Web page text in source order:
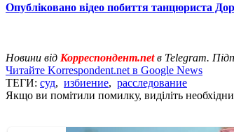
Опубліковано відео побиття танцюриста
Новини від Корреспондент.netв Telegram.
Читайте Korrespondent.net в Google News
ТЕГИ: суд, избиение, расследование
Якщо ви помітили помилку, виділіть